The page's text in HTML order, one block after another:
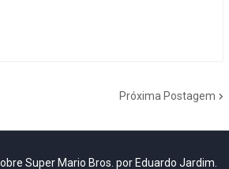
Próxima Postagem
Super Mario Bros. por Eduardo Jardim.